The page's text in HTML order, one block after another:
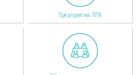
Предприятия ЛПК